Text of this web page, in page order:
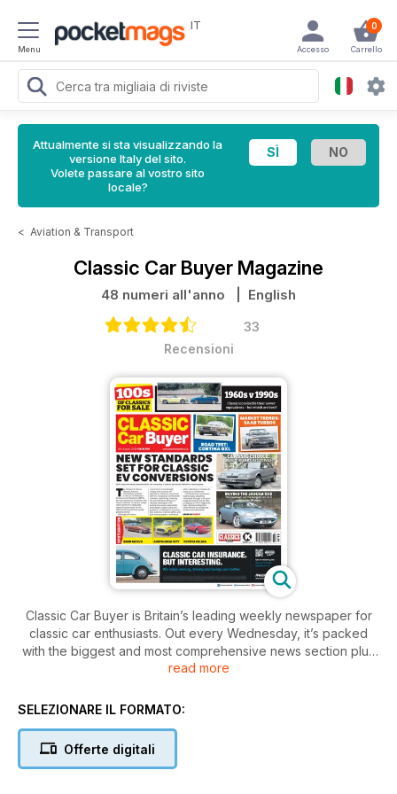
Menu
IT 0
Carrello
Accesso
Attualmente si sta visualizzando la
versione Italy del sito.
Volete passare al vostro sito
locale?
< Aviation & Transport
Classic Car Buyer Magazine
48 numeri all'anno | English
33
Recensioni
Classic Car Buyer is Britain’s leading weekly newspaper for
classic car enthusiasts. Out every Wednesday, it’s packed
with the biggest and most comprehensive news section plus
auction reports and events - anything related to the classic
also find in-depth features covering all aspects of owning a
enjoying. There are comprehensive buying guides,
informative road tests, a nostalgic pull-out spread depicting a
read more
SELEZIONARE IL FORMATO:
Offerte digitali